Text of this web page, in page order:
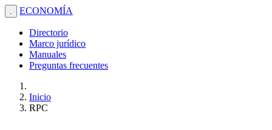
. ECONOMÍA
Directorio
Marco jurídico
Manuales
Preguntas frecuentes
Inicio
RPC